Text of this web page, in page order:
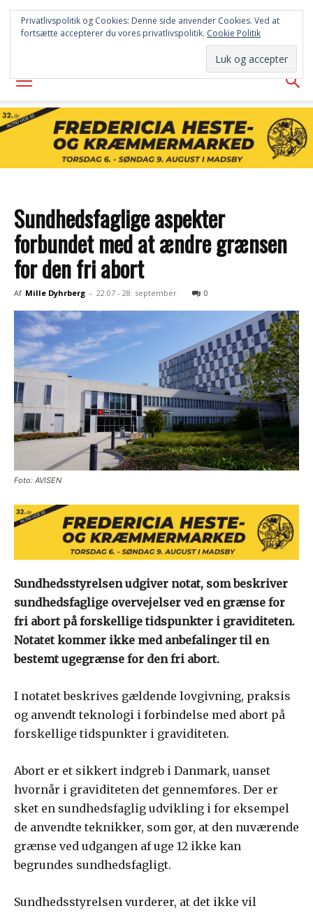
FREDERICIA
AVISEN
Sundhedsfaglige aspekter
forbundet med at ændre grænsen
for den fri abort
Af Mille Dyhrberg - 22:07 - 28. september 0
Foto: AVISEN
Sundhedsstyrelsen udgiver notat, som beskriver
sundhedsfaglige overvejelser ved en grænse for
fri abort på forskellige tidspunkter i graviditeten.
Notatet kommer ikke med anbefalinger til en
bestemt ugegrænse for den fri abort.
I notatet beskrives gældende lovgivning, praksis
og anvendt teknologi i forbindelse med abort på
forskellige tidspunkter i graviditeten.
Abort er et sikkert indgreb i Danmark, uanset
hvornår i graviditeten det gennemføres. Der er
sket en sundhedsfaglig udvikling i for eksempel
de anvendte teknikker, som gør, at den nuværende
grænse ved udgangen af uge 12 ikke kan
begrundes sundhedsfagligt.
Sundhedsstyrelsen vurderer, at det ikke vil
Privatlivspolitik og Cookies: Denne side anvender Cookies. Ved at
fortsætte accepterer du vores privatlivspolitik. Cookie Politik